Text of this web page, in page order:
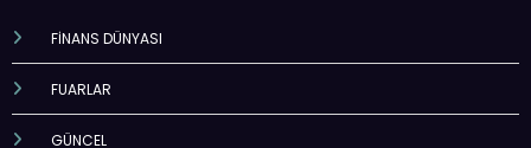
FİNANS DÜNYASI
FUARLAR
GÜNCEL